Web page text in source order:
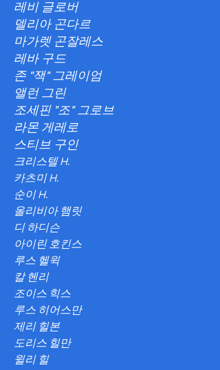
레비 글로버
델리아 곤다르
마가렛 곤잘레스
레바 구드
존 "잭" 그레이엄
앨런 그린
조세핀 "조" 그로브
라몬 게레로
스티브 구인
크리스텔 H.
카츠미 H.
순이 H.
올리비아 햄릿
디 하디슨
아이린 호킨스
루스 헬윅
칼 헨리
조이스 힉스
루스 히어스만
제리 힐본
도리스 힐만
윌리 힐